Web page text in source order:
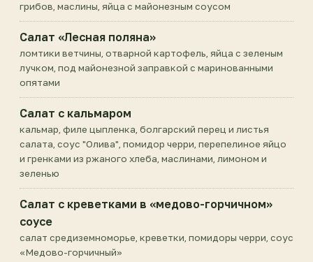
грибов, маслины, яйца с майонезным соусом
Салат «Лесная поляна»
ломтики ветчины, отварной картофель, яйца с зеленым
лучком, под майонезной заправкой с маринованными
опятами
Салат с кальмаром
кальмар, филе цыпленка, болгарский перец и листья
салата, соус "Олива", помидор черри, перепелиное яйцо
и гренками из ржаного хлеба, маслинами, лимоном и
зеленью
Салат с креветками в «медово-горчичном»
соусе
салат средиземноморье, креветки, помидоры черри, соус
«Медово-горчичный»